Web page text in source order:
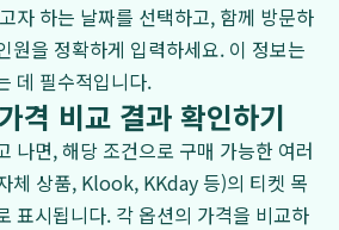
자 하는 날짜를 선택하고, 함께 방문하
원을 정확하게 입력하세요. 이 정보는
데 필수적입니다.
격 비교 결과 확인하기
나면, 해당 조건으로 구매 가능한 여러
체 상품, Klook, KKday 등)의 티켓 목
표시됩니다. 각 옵션의 가격을 비교하